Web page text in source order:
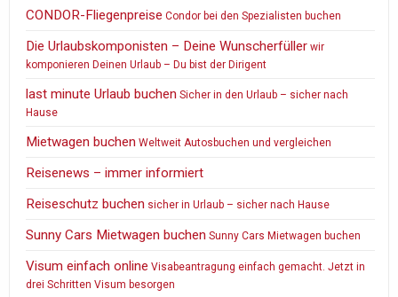
CONDOR-Fliegenpreise Condor bei den Spezialisten buchen
Die Urlaubskomponisten – Deine Wunscherfüller wir
komponieren Deinen Urlaub – Du bist der Dirigent
last minute Urlaub buchen Sicher in den Urlaub – sicher nach
Hause
Mietwagen buchen Weltweit Autosbuchen und vergleichen
Reisenews – immer informiert
Reiseschutz buchen sicher in Urlaub – sicher nach Hause
Sunny Cars Mietwagen buchen Sunny Cars Mietwagen buchen
Visum einfach online Visabeantragung einfach gemacht. Jetzt in
drei Schritten Visum besorgen